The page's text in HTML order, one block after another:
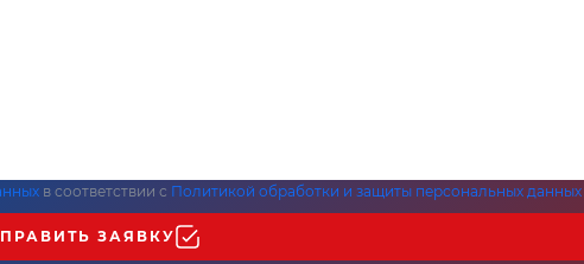
в соответствии с Политикой обработки и защиты персональных данных
ЗАЯВКУ